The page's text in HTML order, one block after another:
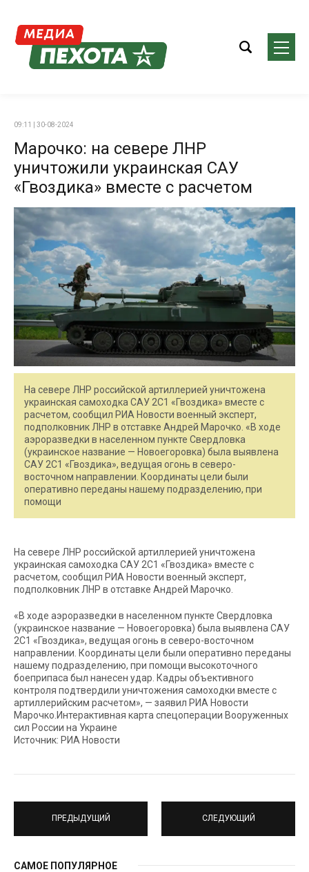
09:11 | 30-08-2024
Марочко: на севере ЛНР
уничтожили украинская САУ
«Гвоздика» вместе с расчетом
На севере ЛНР российской артиллерией уничтожена
украинская самоходка САУ 2С1 «Гвоздика» вместе с
расчетом, сообщил РИА Новости военный эксперт,
подполковник ЛНР в отставке Андрей Марочко. «В ходе
аэроразведки в населенном пункте Свердловка
(украинское название — Новоегоровка) была выявлена
САУ 2С1 «Гвоздика», ведущая огонь в северо-
восточном направлении. Координаты цели были
оперативно переданы нашему подразделению, при
помощи
На севере ЛНР российской артиллерией уничтожена
украинская самоходка САУ 2С1 «Гвоздика» вместе с
расчетом, сообщил РИА Новости военный эксперт,
подполковник ЛНР в отставке Андрей Марочко.
«В ходе аэроразведки в населенном пункте Свердловка
(украинское название — Новоегоровка) была выявлена САУ
2С1 «Гвоздика», ведущая огонь в северо-восточном
направлении. Координаты цели были оперативно переданы
нашему подразделению, при помощи высокоточного
боеприпаса был нанесен удар. Кадры объективного
контроля подтвердили уничтожения самоходки вместе с
артиллерийским расчетом», — заявил РИА Новости
Марочко.Интерактивная карта спецоперации Вооруженных
сил России на Украине
Источник: РИА Новости
ПРЕДЫДУЩИЙ СЛЕДУЮЩИЙ
САМОЕ ПОПУЛЯРНОЕ